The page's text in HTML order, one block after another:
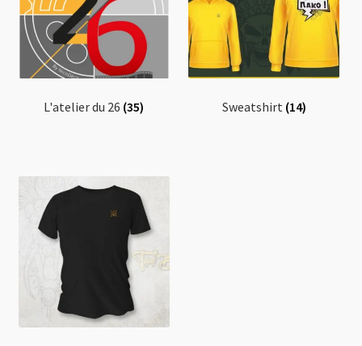
0 Article 0,00 €
L'atelier du 26 (35) Sweatshirt (14)